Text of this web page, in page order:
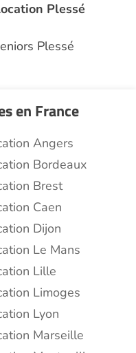
Plessé
Plessé
en France
Angers
Bordeaux
Brest
Caen
Dijon
Le Mans
Lille
Limoges
Lyon
Marseille